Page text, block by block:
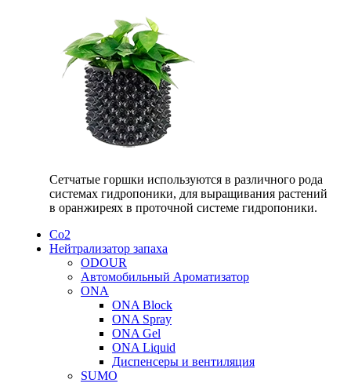
Сетчатые горшки используются в различного рода
системах гидропоники, для выращивания растений
в оранжиреях в проточной системе гидропоники.
Со2
Нейтрализатор запаха
ODOUR
Автомобильный Ароматизатор
ONA
ONA Block
ONA Spray
ONA Gel
ONA Liquid
Диспенсеры и вентиляция
SUMO